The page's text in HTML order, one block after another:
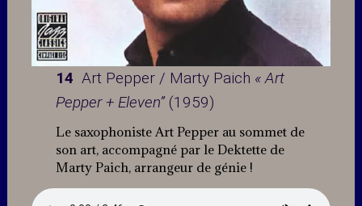
14 Art Pepper / Marty Paich « Art
Pepper + Eleven”(1959)
Le saxophoniste Art Pepper au sommet de
son art, accompagné par le Dektette de
Marty Paich, arrangeur de génie !